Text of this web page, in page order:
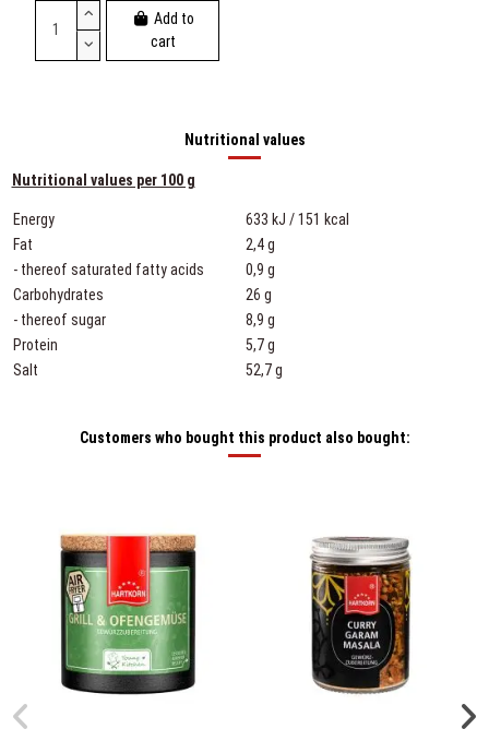
Add to
cart
Nutritional values
Nutritional values per 100 g
Energy
633 kJ / 151 kcal
Fat
2,4 g
- thereof saturated fatty acids
0,9 g
Carbohydrates
26 g
- thereof sugar
8,9 g
Protein
5,7 g
Salt
52,7 g
Customers who bought this product also bought: